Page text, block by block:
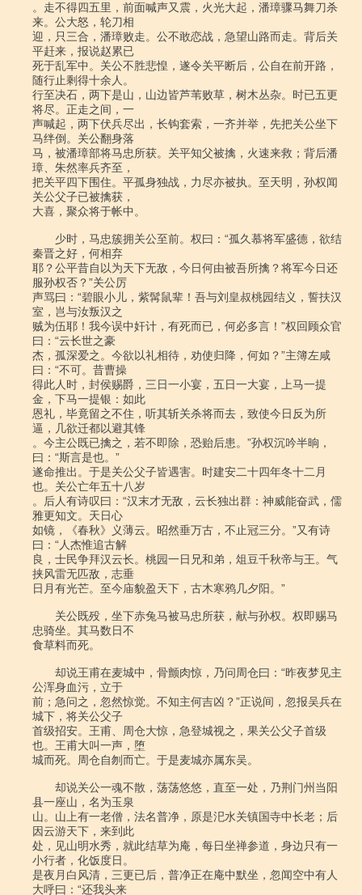
。走不得四五里，前面喊声又震，火光大起，潘璋骤马舞刀杀
来。公大怒，轮刀相
迎，只三合，潘璋败走。公不敢恋战，急望山路而走。背后关
平赶来，报说赵累已
死于乱军中。关公不胜悲惶，遂令关平断后，公自在前开路，
随行止剩得十余人。
行至决石，两下是山，山边皆芦苇败草，树木丛杂。时已五更
将尽。正走之间，一
声喊起，两下伏兵尽出，长钩套索，一齐并举，先把关公坐下
马绊倒。关公翻身落
马，被潘璋部将马忠所获。关平知父被擒，火速来救；背后潘
璋、朱然率兵齐至，
把关平四下围住。平孤身独战，力尽亦被执。至天明，孙权闻
关公父子已被擒获，
大喜，聚众将于帐中。
少时，马忠簇拥关公至前。权曰：“孤久慕将军盛德，欲结
秦晋之好，何相弃
耶？公平昔自以为天下无敌，今日何由被吾所擒？将军今日还
服孙权否？”关公厉
声骂曰：“碧眼小儿，紫髯鼠辈！吾与刘皇叔桃园结义，誓扶汉
室，岂与汝叛汉之
贼为伍耶！我今误中奸计，有死而已，何必多言！”权回顾众官
曰：“云长世之豪
杰，孤深爱之。今欲以礼相待，劝使归降，何如？”主簿左咸
曰：“不可。昔曹操
得此人时，封侯赐爵，三日一小宴，五日一大宴，上马一提
金，下马一提银：如此
恩礼，毕竟留之不住，听其斩关杀将而去，致使今日反为所
逼，几欲迁都以避其锋
。今主公既已擒之，若不即除，恐贻后患。”孙权沉吟半晌，
曰：“斯言是也。”
遂命推出。于是关公父子皆遇害。时建安二十四年冬十二月
也。关公亡年五十八岁
。后人有诗叹曰：“汉末才无敌，云长独出群：神威能奋武，儒
雅更知文。天日心
如镜，《春秋》义薄云。昭然垂万古，不止冠三分。”又有诗
曰：“人杰惟追古解
良，士民争拜汉云长。桃园一日兄和弟，俎豆千秋帝与王。气
挟风雷无匹敌，志垂
日月有光芒。至今庙貌盈天下，古木寒鸦几夕阳。”
关公既殁，坐下赤兔马被马忠所获，献与孙权。权即赐马
忠骑坐。其马数日不
食草料而死。
却说王甫在麦城中，骨颤肉惊，乃问周仓曰：“昨夜梦见主
公浑身血污，立于
前；急问之，忽然惊觉。不知主何吉凶？”正说间，忽报吴兵在
城下，将关公父子
首级招安。王甫、周仓大惊，急登城视之，果关公父子首级
也。王甫大叫一声，堕
城而死。周仓自刎而亡。于是麦城亦属东吴。
却说关公一魂不散，荡荡悠悠，直至一处，乃荆门州当阳
县一座山，名为玉泉
山。山上有一老僧，法名普净，原是汜水关镇国寺中长老；后
因云游天下，来到此
处，见山明水秀，就此结草为庵，每日坐禅参道，身边只有一
小行者，化饭度日。
是夜月白风清，三更已后，普净正在庵中默坐，忽闻空中有人
大呼曰：“还我头来